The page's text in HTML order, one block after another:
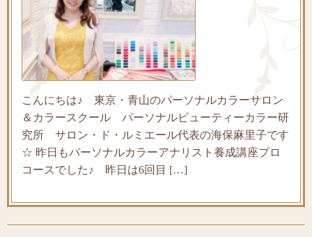
こんにちは♪ 東京・青山のパーソナルカラーサロン
＆カラースクール パーソナルビューティーカラー研
究所 サロン・ド・ルミエール代表の海保麻里子です
☆ 昨日もパーソナルカラーアナリスト養成講座プロ
コースでした♪ 昨日は6回目 […]